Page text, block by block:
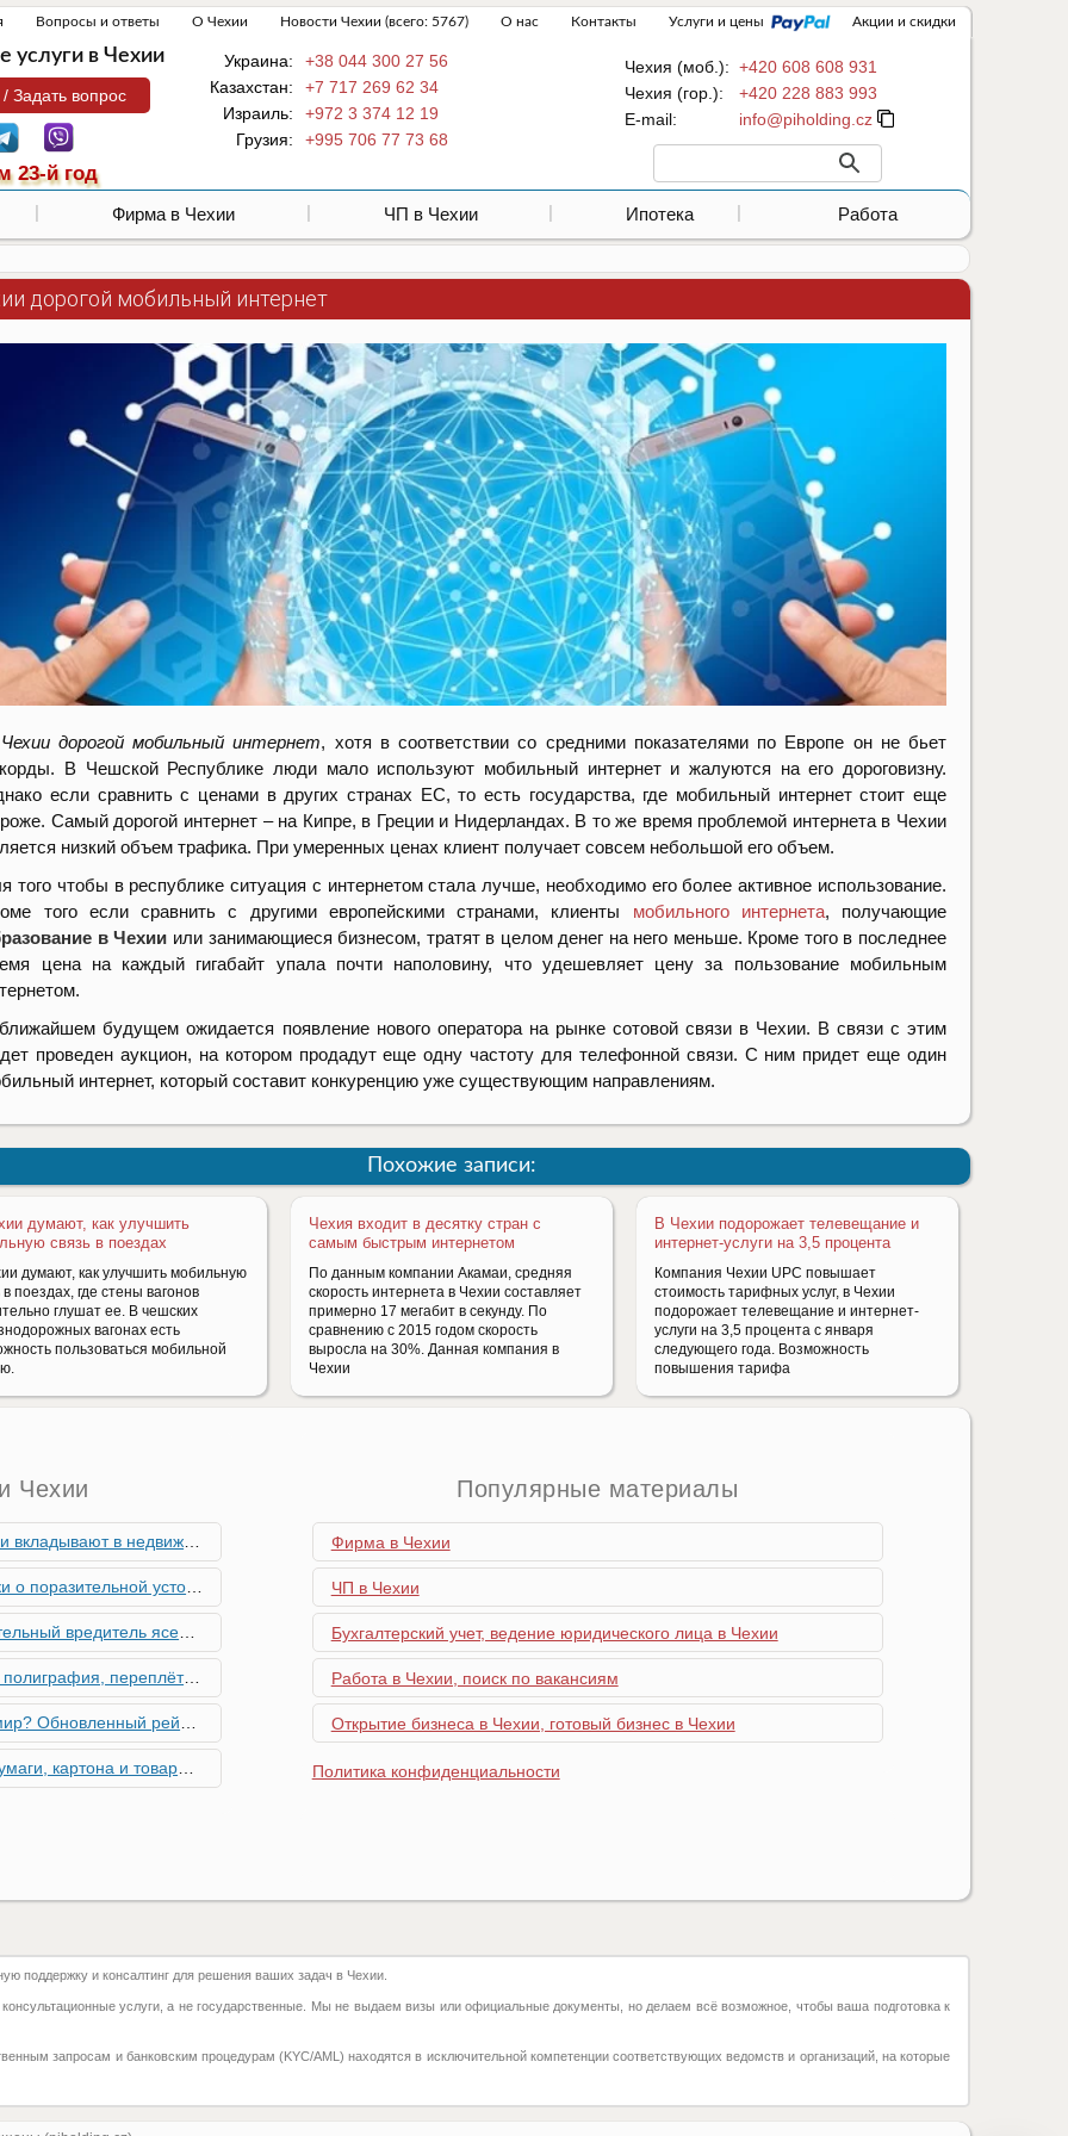
Вопросы и ответы О Чехии Новости Чехии (всего: 5767) О нас Контакты Услуги и цены Акции и скидки
Задать вопрос
23-й год
услуги в Чехии Чехия (моб.): +420 608 608 931
Чехия (гор.):
+420 228 883 993
Е-mail:
Украина:
+38 044 300 27 56
Казахстан:
+7 717 269 62 34
Израиль:
+972 3 374 12 19
Грузия:
+995 706 77 73 68
Фирма в Чехии ЧП в Чехии Ипотека Работа
дорогой мобильный интернет
дорогой мобильный интернет, хотя в соответствии со средними показателями по Европе он не бьет
В Чешской Республике люди мало используют мобильный интернет и жалуются на его дороговизну.
если сравнить с ценами в других странах ЕС, то есть государства, где мобильный интернет стоит еще
Самый дорогой интернет – на Кипре, в Греции и Нидерландах. В то же время проблемой интернета в Чехии
низкий объем трафика. При умеренных ценах клиент получает совсем небольшой его объем.
того чтобы в республике ситуация с интернетом стала лучше, необходимо его более активное использование.
того если сравнить с другими европейскими странами, клиенты мобильного интернета, получающие
в Чехии или занимающиеся бизнесом, тратят в целом денег на него меньше. Кроме того в последнее
цена на каждый гигабайт упала почти наполовину, что удешевляет цену за пользование мобильным
будущем ожидается появление нового оператора на рынке сотовой связи в Чехии. В связи с этим
проведен аукцион, на котором продадут еще одну частоту для телефонной связи. С ним придет еще один
интернет, который составит конкуренцию уже существующим направлениям.
Похожие записи:
думают, как улучшить
связь в поездах
думают, как улучшить мобильную
в поездах, где стены вагонов
глушат ее. В чешских
вагонах есть
пользоваться мобильной
Чехия входит в десятку стран с
самым быстрым интернетом
По данным компании Акамаи, средняя
скорость интернета в Чехии составляет
примерно 17 мегабит в секунду. По
сравнению с 2015 годом скорость
выросла на 30%. Данная компания в
Чехии
В Чехии подорожает телевещание и
интернет-услуги на 3,5 процента
Компания Чехии UPC повышает
стоимость тарифных услуг, в Чехии
подорожает телевещание и интернет-
услуги на 3,5 процента с января
следующего года. Возможность
повышения тарифа
Чехии
и почему меняются их предпочтения?
устойчивости экономики Чехии
к Чехии, необходима бдительность граждан
работы в Чехии - простая лицензия №14
глобальной мобильности 2026 года
материалов в Чехии - простая лицензия №13
миллионы туристов?
крупной суммой денег нашла своего владельца
Популярные материалы
Фирма в Чехии
ЧП в Чехии
Бухгалтерский учет, ведение юридического лица в Чехии
Работа в Чехии, поиск по вакансиям
Открытие бизнеса в Чехии, готовый бизнес в Чехии
Политика конфиденциальности
поддержку и консалтинг для решения ваших задач в Чехии.
услуги, а не государственные. Мы не выдаем визы или официальные документы, но делаем всё возможное, чтобы ваша подготовка к
запросам и банковским процедурам (KYC/AML) находятся в исключительной компетенции соответствующих ведомств и организаций, на которые